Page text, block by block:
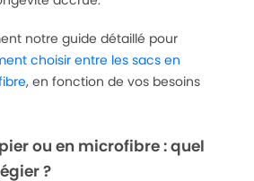
notre guide détaillé pour
choisir entre les sacs en
, en fonction de vos besoins
ou en microfibre : quel
?